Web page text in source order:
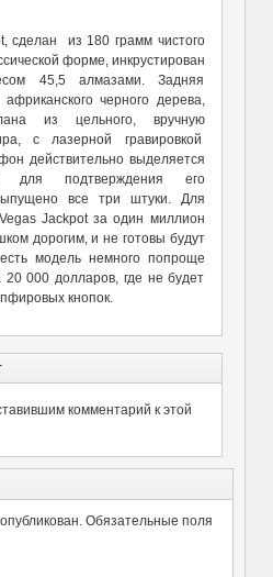
сделан из 180 грамм чистого
форме, инкрустирован
45,5 алмазами. Задняя
черного дерева,
из цельного, вручную
с лазерной гравировкой
действительно выделяется
для подтверждения его
все три штуки. Для
Jackpot за один миллион
дорогим, и не готовы будут
модель немного попроще
20 000 долларов, где не будет
кнопок.
комментарий к этой
Обязательные поля